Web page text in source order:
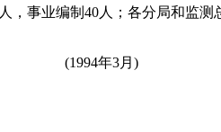
人，事业编制 40人；各分局和监测
(1994年3月 )